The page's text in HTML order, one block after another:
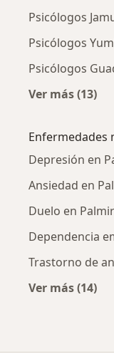
Psicólogos
Psicólogos
Psicólogos
Ver más (13)
Enfermedades
Depresión en
Ansiedad en
Duelo en
Dependencia
Trastorno de
Ver más (14)